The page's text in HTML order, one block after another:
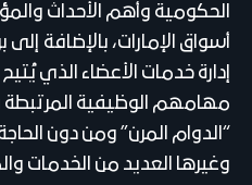
الحكومية وأهم الأحداث
أسواق الإمارات، بالإضافة
إدارة خدمات الأعضاء الذي
مهامهم الوظيفية المرتبطة
“الدوام المرن” ومن دون
وغيرها العديد من الخدمات